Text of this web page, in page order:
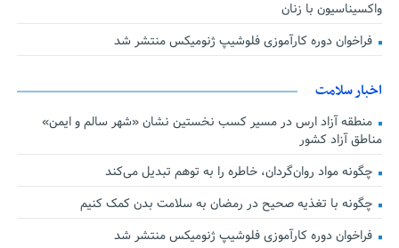
واکسیناسیون با زنان
فراخوان دوره کارآموزی فلوشیپ ژنومیکس منتشر شد
اخبار سلامت
منطقه آزاد ارس در مسیر کسب نخستین نشان «شهر سالم و ایمن»
مناطق آزاد کشور
چگونه مواد روان‌گردان، خاطره را به توهم تبدیل می‌کند
چگونه با تغذیه صحیح در رمضان به سلامت بدن کمک کنیم
فراخوان دوره کارآموزی فلوشیپ ژنومیکس منتشر شد